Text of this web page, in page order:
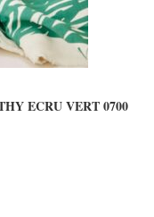
ECRU VERT 0700